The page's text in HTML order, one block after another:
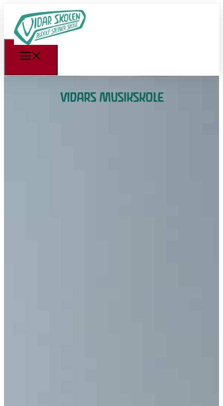
VIDARS MUSIKSKOLE